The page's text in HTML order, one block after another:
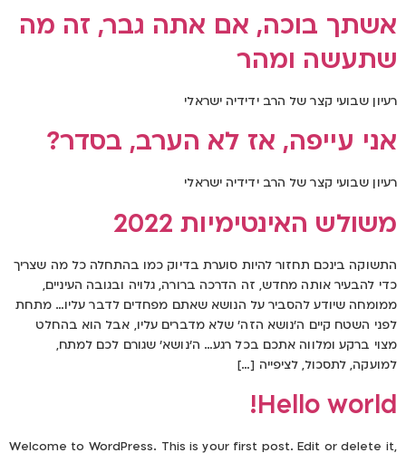
אשתך בוכה, אם אתה גבר, זה מה
שתעשה ומהר
רעיון שבועי קצר של הרב ידידיה ישראלי
אני עייפה, אז לא הערב, בסדר?
רעיון שבועי קצר של הרב ידידיה ישראלי
משולש האינטימיות 2022
התשוקה בינכם תחזור להיות סוערת בדיוק כמו בהתחלה כל מה שצריך
כדי להבעיר אותה מחדש, זה הדרכה ברורה, גלויה ובגובה העיניים,
ממומחה שיודע להסביר על הנושא שאתם מפחדים לדבר עליו… מתחת
לפני השטח קיים ה'נושא הזה' שלא מדברים עליו, אבל הוא בהחלט
מצוי ברקע ומלווה אתכם בכל רגע… ה'נושא' שגורם לכם למתח,
למועקה, לתסכול, לציפייה […]
Hello world!
Welcome to WordPress. This is your first post. Edit or delete it,